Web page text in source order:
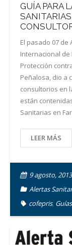
GUÍA PARA
El pasado 07 de
Internacional de
Protección
Peñalosa, dio a
consultorios en
están
Sanitarias en
LEER MÁS
9 agosto, 2013
Alertas
cofepris, Guías